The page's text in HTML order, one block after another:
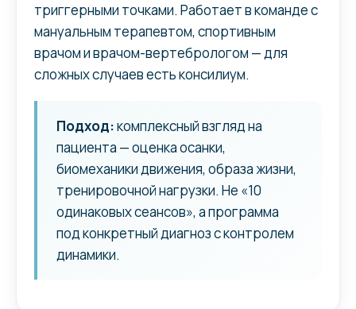
триггерными точками. Работает в команде с
мануальным терапевтом, спортивным
врачом и врачом-вертебрологом — для
сложных случаев есть консилиум.
Подход:комплексный взгляд на
пациента — оценка осанки,
биомеханики движения, образа жизни,
тренировочной нагрузки. Не «10
одинаковых сеансов», а программа
под конкретный диагноз с контролем
динамики.